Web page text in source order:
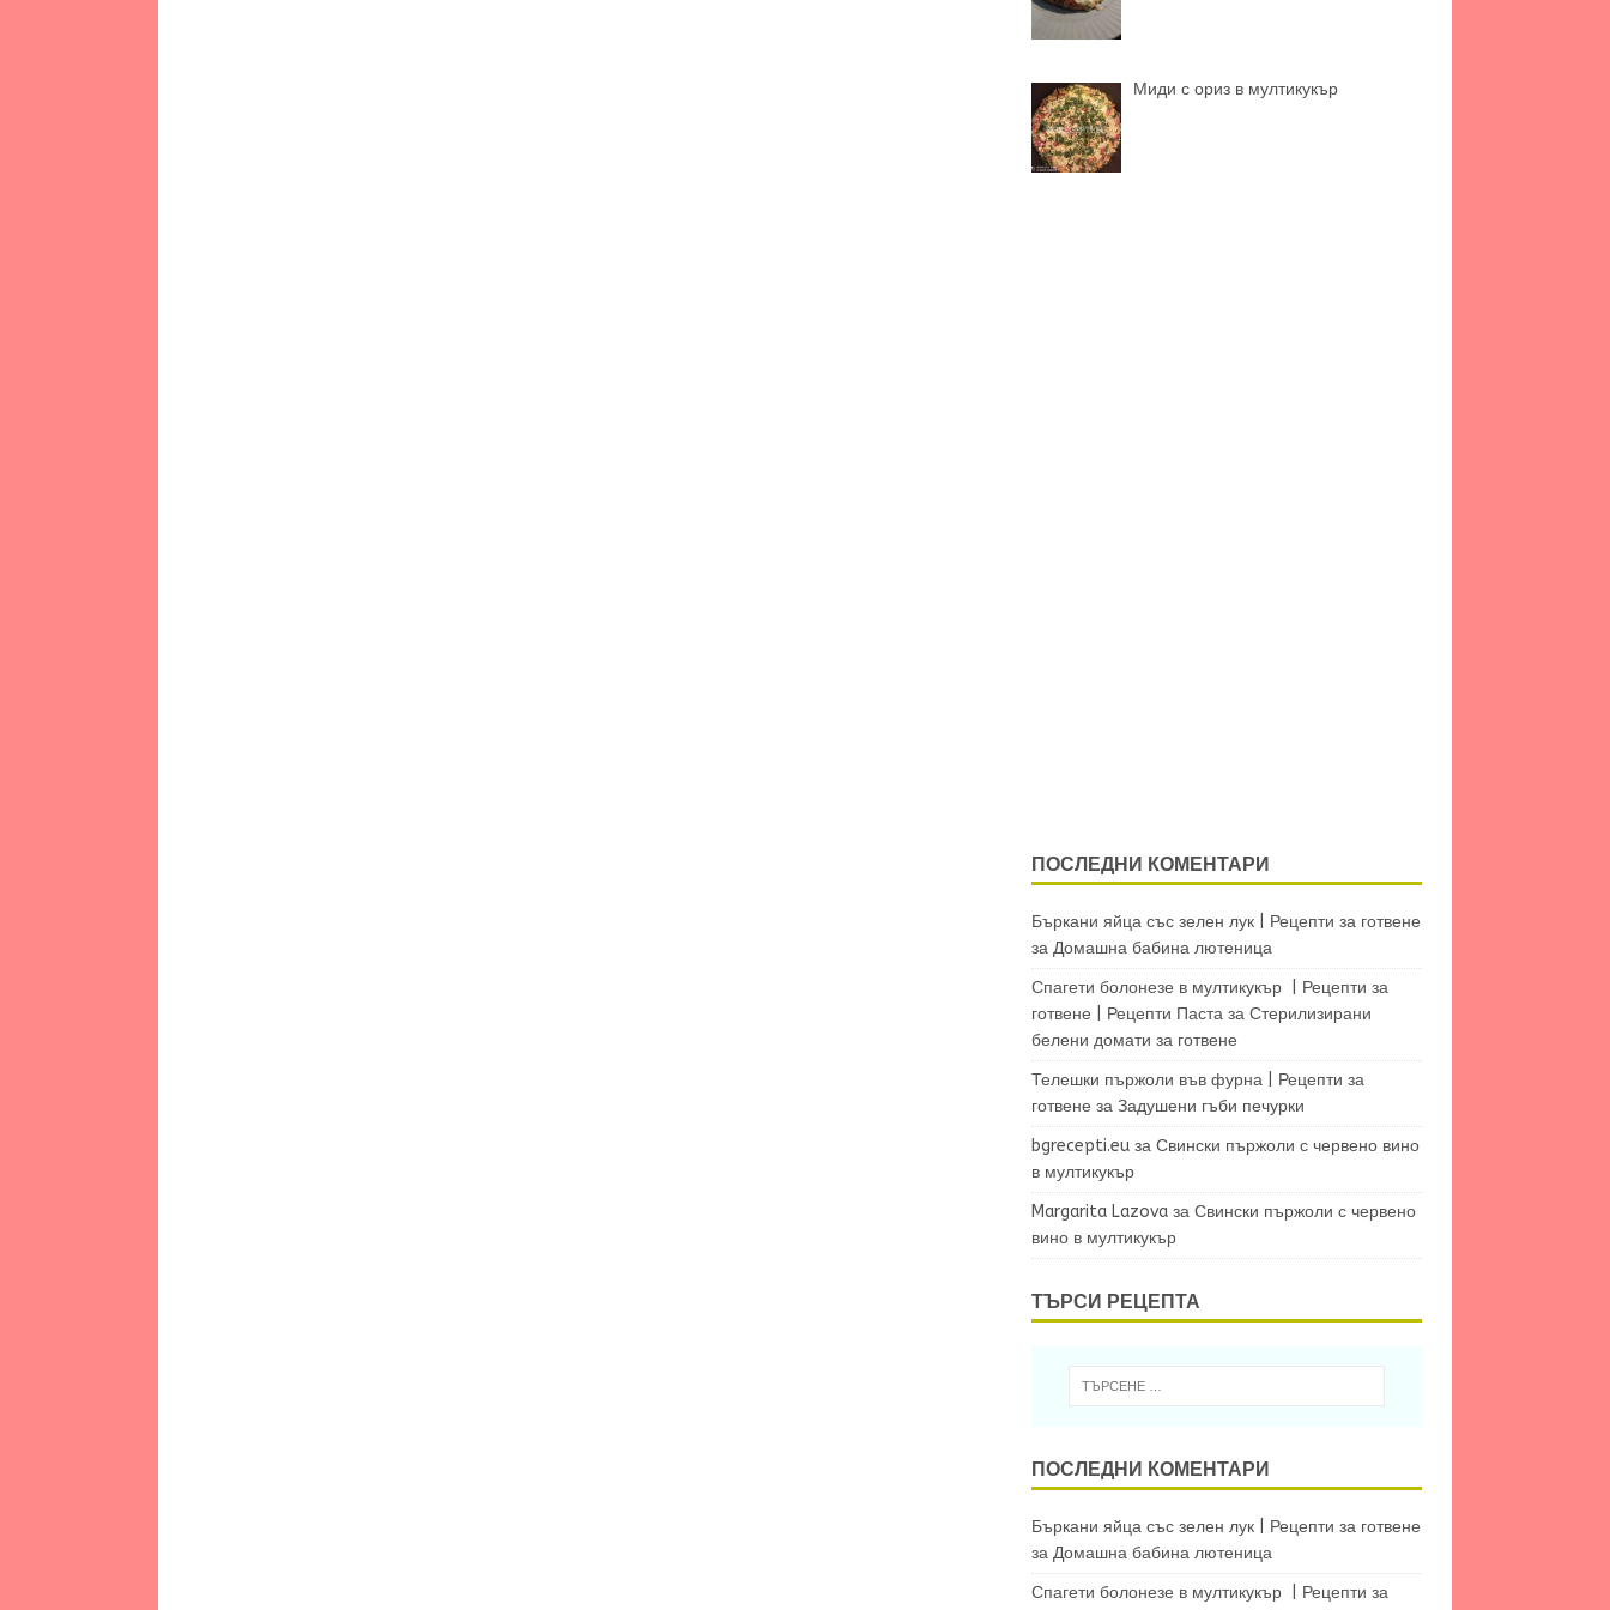
Миди с ориз в мултикукър
ПОСЛЕДНИ КОМЕНТАРИ
Бъркани яйца със зелен лук | Рецепти за готвене
за Домашна бабина лютеница
Спагети болонезе в мултикукър | Рецепти за
готвене | Рецепти Пастаза Стерилизирани
белени домати за готвене
Телешки пържоли във фурна | Рецепти за
готвене за Задушени гъби печурки
bgrecepti.euза Свински пържоли с червено вино
в мултикукър
Margarita Lazovaза Свински пържоли с червено
вино в мултикукър
ТЪРСИ РЕЦЕПТА
ПОСЛЕДНИ КОМЕНТАРИ
Бъркани яйца със зелен лук | Рецепти за готвене
за Домашна бабина лютеница
Спагети болонезе в мултикукър | Рецепти за